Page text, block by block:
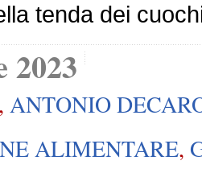
tenda dei
2023
, ANTONIO
ALIMENTARE,